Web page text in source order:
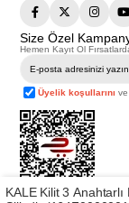
Size Özel
Hemen Kayıt Ol
Üyelik koşullarını
KALE Kilit 3 Anahtarlı